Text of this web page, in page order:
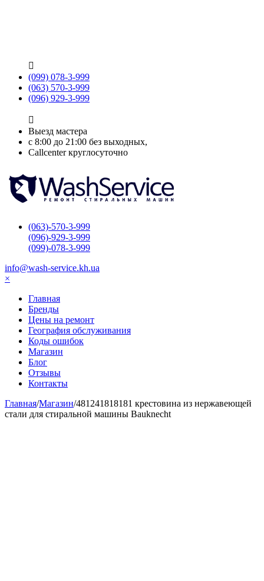

(099) 078-3-999
(063) 570-3-999
(096) 929-3-999

Выезд мастера
с 8:00 до 21:00 без выходных,
Callcenter круглосуточно
(063)-570-3-999
(096)-929-3-999
(099)-078-3-999
info@wash-service.kh.ua
×
Главная
Бренды
Цены на ремонт
География обслуживания
Коды ошибок
Магазин
Блог
Отзывы
Контакты
Главная/Магазин/481241818181 крестовина из нержавеющей
стали для стиральной машины Bauknecht